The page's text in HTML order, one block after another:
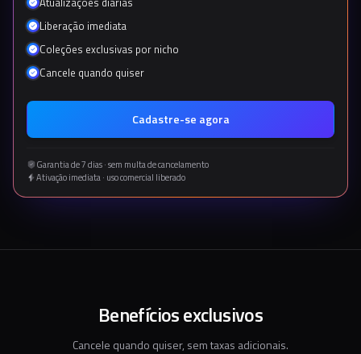
Liberação imediata
Coleções exclusivas por nicho
Cancele quando quiser
Cadastre-se agora
Garantia de 7 dias · sem multa de cancelamento
Ativação imediata · uso comercial liberado
Benefícios exclusivos
Cancele quando quiser, sem taxas adicionais.